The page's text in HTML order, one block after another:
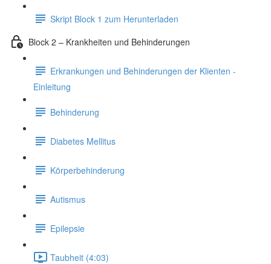
Skript Block 1 zum Herunterladen
Block 2 – Krankheiten und Behinderungen
Erkrankungen und Behinderungen der Klienten -
Einleitung
Behinderung
Diabetes Mellitus
Körperbehinderung
Autismus
Epilepsie
Taubheit (4:03)